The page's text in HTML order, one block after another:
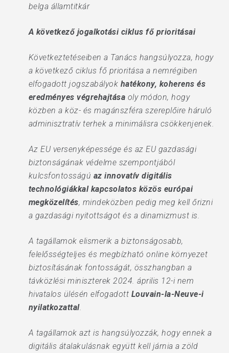
belga államtitkár
A következő jogalkotási ciklus fő prioritásai
Következtetéseiben a Tanács hangsúlyozza, hogy
a következő ciklus fő prioritása a nemrégiben
elfogadott jogszabályok hatékony, koherens és
eredményes végrehajtása oly módon, hogy
közben a köz- és magánszféra szereplőire háruló
adminisztratív terhek a minimálisra csökkenjenek.
Az EU versenyképessége és az EU gazdasági
biztonságának védelme szempontjából
kulcsfontosságú az innovatív digitális
technológiákkal kapcsolatos közös európai
megközelítés, mindeközben pedig meg kell őrizni
a gazdasági nyitottságot és a dinamizmust is.
A tagállamok elismerik a biztonságosabb,
felelősségteljes és megbízható online környezet
biztosításának fontosságát, összhangban a
távközlési miniszterek 2024. április 12-i nem
hivatalos ülésén elfogadott Louvain-la-Neuve-i
nyilatkozattal.
A tagállamok azt is hangsúlyozzák, hogy ennek a
digitális átalakulásnak együtt kell járnia a zöld